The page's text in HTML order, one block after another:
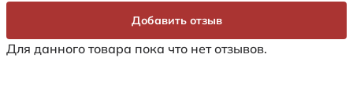
Для данного товара пока что нет отзывов.
Добавить отзыв